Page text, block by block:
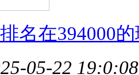
名在394000
05-22 19:0:08